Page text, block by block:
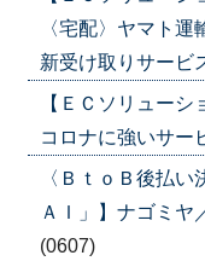
〈宅配〉ヤマト
新受け取りサービ
【ＥＣソリュー
コロナに強いサー
〈ＢｔｏＢ後払
ＡＩ」】ナゴミヤ
(0607)